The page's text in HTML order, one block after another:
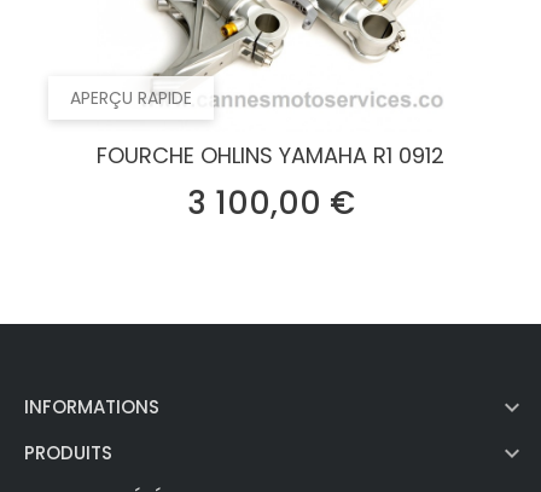
APERÇU RAPIDE
FOURCHE OHLINS YAMAHA R1 0912
3 100,00 €Prix
INFORMATIONS 
PRODUITS 